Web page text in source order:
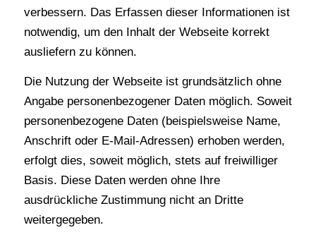
verbessern. Das Erfassen dieser Informationen ist
notwendig, um den Inhalt der Webseite korrekt
ausliefern zu können.
Die Nutzung der Webseite ist grundsätzlich ohne
Angabe personenbezogener Daten möglich. Soweit
personenbezogene Daten (beispielsweise Name,
Anschrift oder E-Mail-Adressen) erhoben werden,
erfolgt dies, soweit möglich, stets auf freiwilliger
Basis. Diese Daten werden ohne Ihre
ausdrückliche Zustimmung nicht an Dritte
weitergegeben.